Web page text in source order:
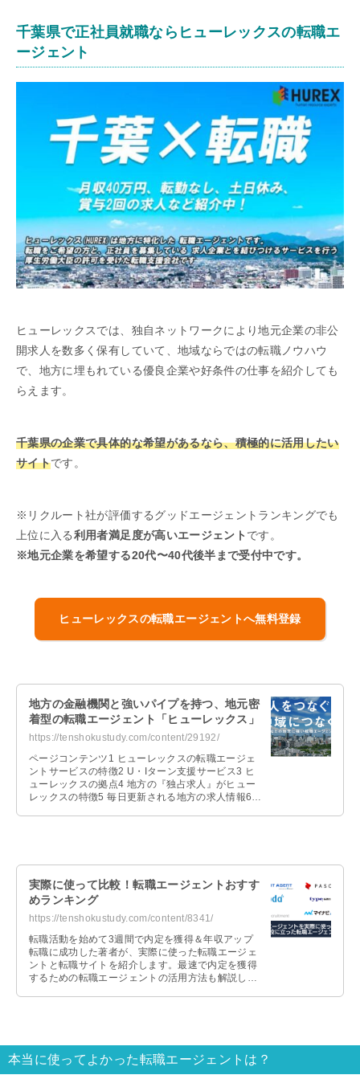
千葉県で正社員就職ならヒューレックスの転職エ
ージェント
ヒューレックスでは、独自ネットワークにより地元企業の非公
開求人を数多く保有していて、地域ならではの転職ノウハウ
で、地方に埋もれている優良企業や好条件の仕事を紹介しても
らえます。
千葉県の企業で具体的な希望があるなら、積極的に活用したい
サイトです。
※リクルート社が評価するグッドエージェントランキングでも
上位に入る利用者満足度が高いエージェント です。
※地元企業を希望する20代〜40代後半まで受付中です。
ヒューレックスの転職エージェントへ無料登録
地方の金融機関と強いパイプを持つ、地元密
着型の転職エージェント「ヒューレックス」
https://tenshokustudy.com/content/29192/
ページコンテンツ1 ヒューレックスの転職エージェ
ントサービスの特徴2 U・Iターン支援サービス3 ヒ
ューレックスの拠点4 地方の『独占求人』がヒュー
レックスの特徴5 毎日更新される地方の求人情報6
実際に使って比較！転職エージェントおすす
めランキング
https://tenshokustudy.com/content/8341/
転職活動を始めて3週間で内定を獲得＆年収アップ
転職に成功した著者が、実際に使った転職エージェ
ントと転職サイトを紹介します。最速で内定を獲得
するための転職エージェントの活用方法も解説しま
本当に使ってよかった転職エージェントは？